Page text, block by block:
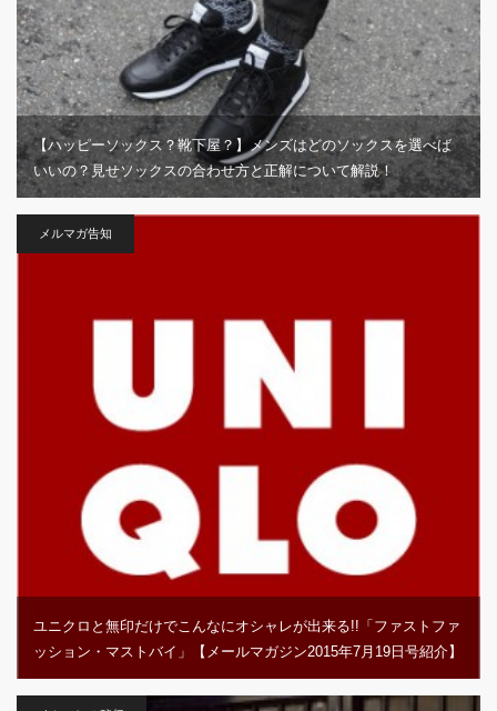
【ハッピーソックス？靴下屋？】メンズはどのソックスを選べば
いいの？見せソックスの合わせ方と正解について解説！
メルマガ告知
ユニクロと無印だけでこんなにオシャレが出来る!!「ファストファ
ッション・マストバイ」【メールマガジン2015年7月19日号紹介】